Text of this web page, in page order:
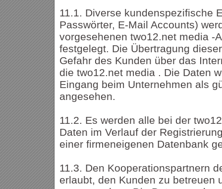
11.1. Diverse kundenspezifische
Passwörter, E-Mail Accounts)
vorgesehenen two12.net media -
festgelegt. Die Übertragung
Gefahr des Kunden über das
die two12.net media . Die Daten
Eingang beim Unternehmen als
angesehen.
11.2. Es werden alle bei der
Daten im Verlauf der
einer firmeneigenen Datenbank
11.3. Den Kooperationspartnern
erlaubt, den Kunden zu betreuen